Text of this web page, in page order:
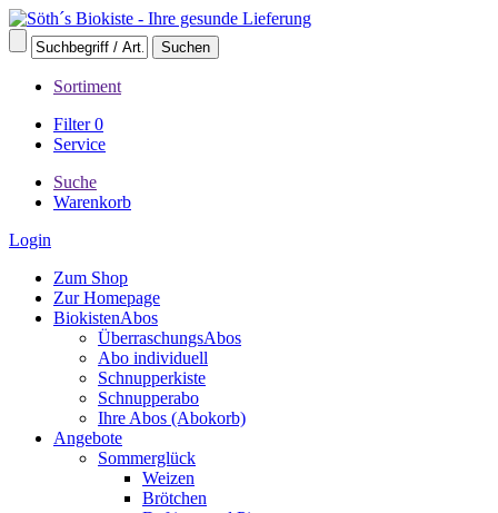
Sortiment
Filter0
Service
Suche
Warenkorb
Login
Zum Shop
Zur Homepage
BiokistenAbos
ÜberraschungsAbos
Abo individuell
Schnupperkiste
Schnupperabo
Ihre Abos (Abokorb)
Angebote
Sommerglück
Weizen
Brötchen